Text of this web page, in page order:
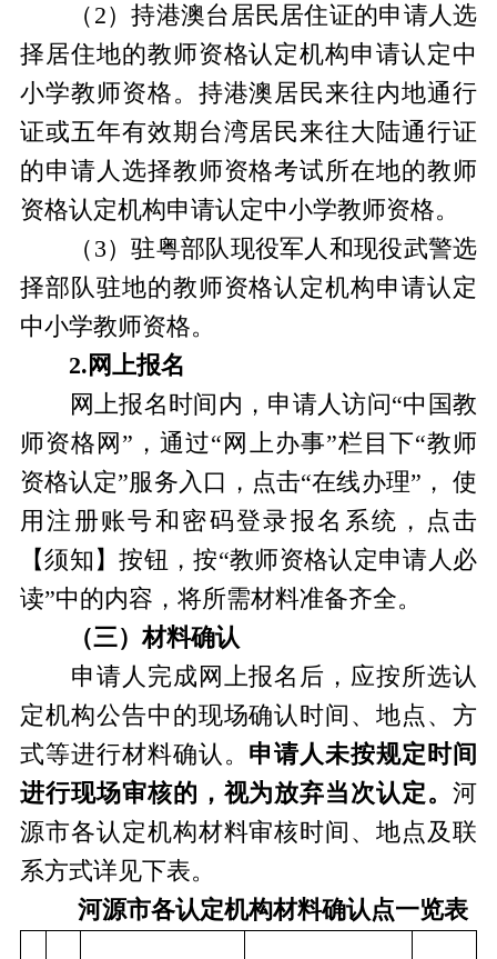
（2）持港澳台居民居住证的申请人选
择居住地的教师资格认定机构申请认定中
小学教师资格。持港澳居民来往内地通行
证或五年有效期台湾居民来往大陆通行证
的申请人选择教师资格考试所在地的教师
资格认定机构申请认定中小学教师资格。
（3）驻粤部队现役军人和现役武警选
择部队驻地的教师资格认定机构申请认定
中小学教师资格。
2.网上报名
网上报名时间内，申请人访问“中国教
师资格网”，通过“网上办事”栏目下“教师
资格认定”服务入口，点击“在线办理”， 使
用注册账号和密码登录报名系统，点击
【须知】按钮，按“教师资格认定申请人必
读”中的内容，将所需材料准备齐全。
（三）材料确认
申请人完成网上报名后，应按所选认
定机构公告中的现场确认时间、地点、方
式等进行材料确认。 申请人未按规定时间
进行现场审核的，视为放弃当次认定。河
源市各认定机构材料审核时间、地点及联
系方式详见下表。
河源市各认定机构材料确认点一览表